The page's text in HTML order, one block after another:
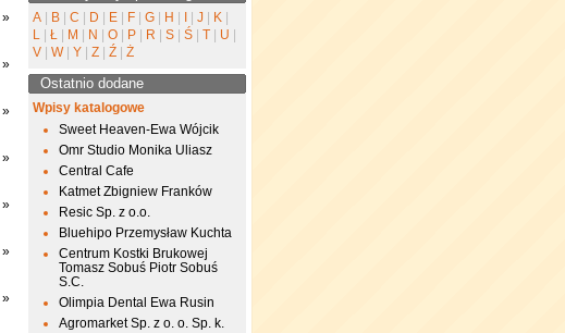
»
»
»
»
»
»
»
A B C D E F G H J K
L
Ł M N O P R S Ś T U
V
W Y Z Ź Ż
Ostatnio dodane
Wpisy katalogowe
Sweet Heaven-Ewa Wójcik
Omr Studio Monika Uliasz
Central Cafe
Katmet Zbigniew Franków
Resic Sp. z o.o.
Bluehipo Przemysław Kuchta
Centrum Kostki Brukowej
Tomasz Sobuś Piotr Sobuś
S.C.
Olimpia Dental Ewa Rusin
Agromarket Sp. z o. o. Sp. k.